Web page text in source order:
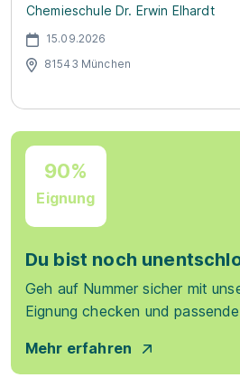
Chemieschule Dr. Erwin Elhardt
15.09.2026
81543 München
90%
Eignung
Du bist noch
Geh auf Nummer sicher mit
Eignung checken und
Mehr erfahren